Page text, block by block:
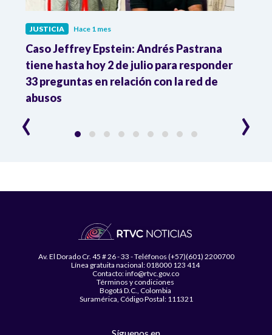
JUSTICIA Hace 1 mes
Caso Jeffrey Epstein: Andrés Pastrana
tiene hasta hoy 2 de julio para responder
33 preguntas en relación con la red de
abusos
‹ ›
Av. El Dorado Cr. 45 # 26 - 33 - Teléfonos (+57)(601) 2200700
Línea gratuita nacional: 018000 123 414
Contacto: info@rtvc.gov.co
Términos y condiciones
Bogotá D.C., Colombia
Suramérica, Código Postal: 111321